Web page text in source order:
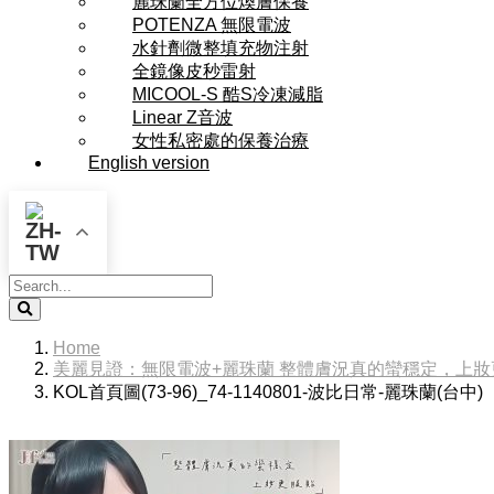
POTENZA 無限電波
水針劑微整填充物注射
全鏡像皮秒雷射
MICOOL-S 酷S冷凍減脂
Linear Z音波
女性私密處的保養治療
English version
Search
Home
美麗見證：無限電波+麗珠蘭 整體膚況真的蠻穩定，上
KOL首頁圖(73-96)_74-1140801-波比日常-麗珠蘭(台中)